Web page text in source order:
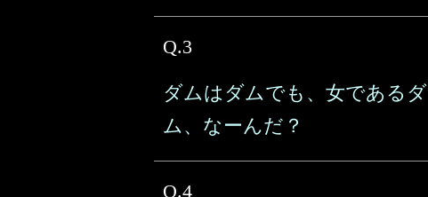
Q.3
ダムはダムでも、女であるダ
ム、なーんだ？
Q.4